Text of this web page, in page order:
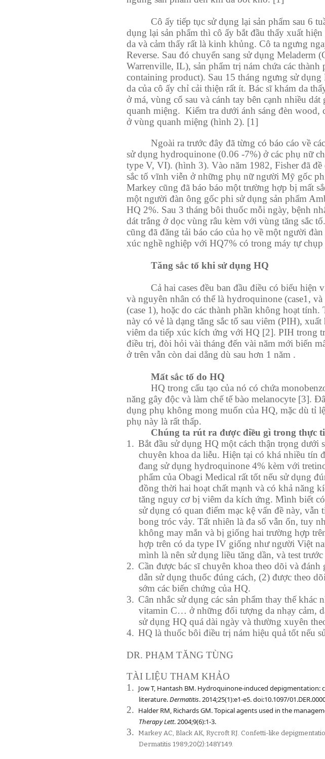
Cô ấy tiếp tục sử dụng lại sản phẩm sau 6
dụng lại sản phẩm thì cô ấy bắt đầu thấy xuất
da và cảm thấy rất là kinh khủng. Cô ta ngưng
Reverse. Sau đó chuyển sang sử dụng Meladerm
Warrenville, IL), sản phẩm trị nám chứa các thành
containing product). Sau 15 tháng ngưng sử dụng
da của cô ấy chỉ cải thiện rất ít. Bác sĩ khám da
ở má, vùng cổ sau và cánh tay bên cạnh nhiều
quanh miệng. Kiểm tra dưới ánh sáng đèn wood,
ở vùng quanh miệng (hình 2). [1]
Ngoài ra trước đây đã từng có báo cáo về
sử dụng hydroquinone (0.06 -7%) ở các phụ nữ
type V, VI). (hình 3). Vào năm 1982, Fisher đã đề
sắc tố vĩnh viễn ở những phụ nữ người Mỹ gốc
Markey cũng đã báo báo một trường hợp bị mất
một người đàn ông gốc phi sử dụng sản phẩm
HQ 2%. Sau 3 tháng bôi thuốc mỗi ngày, bệnh
dát trắng ở dọc vùng râu kèm với vùng tăng sắc
cũng đã đăng tải báo cáo của họ về một người
xúc nghề nghiệp với HQ7% có trong máy tự
Tăng sắc tố khi sử dụng HQ
Cả hai cases đều ban đầu điều có biểu hiện
và nguyên nhân có thể là hydroquinone (case1, và
(case 1), hoặc do các thành phần không hoạt tính.
này có vẻ là dạng tăng sắc tố sau viêm (PIH),
viêm da tiếp xúc kích ứng với HQ [2]. PIH trong
điều trị, đòi hỏi vài tháng đến vài năm mới biến
ở trên vẫn còn dai dẳng dù sau hơn 1 năm .
Mất sắc tố do HQ
HQ trong cấu tạo của nó có chứa
năng gây độc và làm chế tế bào melanocyte [3].
dụng phụ không mong muốn của HQ, mặc dù tỉ
phụ này là rất thấp.
Chúng ta rút ra được điều gì trong thực
1. Bắt đầu sử dụng HQ một cách thận trọng dưới
chuyên khoa da liễu. Hiện tại có khá nhiều tín
đang sử dụng hydroquinone 4% kèm với
phẩm của Obagi Medical rất tốt nếu sử dụng
đồng thời hai hoạt chất mạnh và có khả năng
tăng nguy cơ bị viêm da kích ứng. Mình biết
sử dụng có quan điểm mạc kệ vấn đề này, vẫn
bong tróc vảy. Tất nhiên là đa số vẫn ổn, tuy
không may mắn và bị giống hai trường hợp
hợp trên có da type IV giống như người Việt
mình là nên sử dụng liều tăng dần, và test
2. Cần được bác sĩ chuyên khoa theo dõi và
dẫn sử dụng thuốc đúng cách, (2) được theo
sớm các biến chứng của HQ.
3. Cân nhắc sử dụng các sản phẩm thay thế khác
vitamin C… ở những đối tượng da nhạy cảm,
sử dụng HQ quá dài ngày và thường xuyên
4. HQ là thuốc bôi điều trị nám hiệu quả tốt nếu
DR. PHẠM TĂNG TÙNG
TÀI LIỆU THAM KHẢO
1. Jow T, Hantash BM. Hydroquinone-induced depigmentation:
literature.Dermatitis. 2014;25(1):e1-e5. doi:10.1097/
2. Halder RM, Richards GM. Topical agents used in the
Therapy Lett. 2004;9(6):1-3.
3.
Markey AC, Black AK, Rycroft RJ. Confetti-like
Dermatitis 1989;20(2):148Y149.